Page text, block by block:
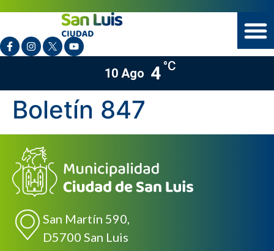
10 Ago 4°C
Boletín 847
San Martín 590,
D5700 San Luis